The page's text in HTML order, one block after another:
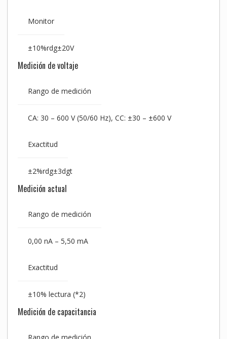
Monitor
±10%rdg±20V
Medición de voltaje
Rango de medición
CA: 30 – 600 V (50/60 Hz), CC: ±30 – ±600 V
Exactitud
±2%rdg±3dgt
Medición actual
Rango de medición
0,00 nA – 5,50 mA
Exactitud
±10% lectura (*2)
Medición de capacitancia